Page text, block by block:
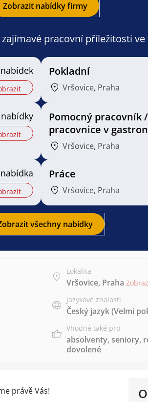
Zobrazit nabídky firmy
pracovní příležitosti
Pokladní
Vršovice, Praha
Pomocný pracovník /
pracovnice v
Vršovice, Praha
Práce
Vršovice, Praha
všechny nabídky
Lokalita
Vršovice, Praha
Jazykové znalosti
Český jazyk(Velmi
Vhodné také pro
absolventy, seniory,
dovolené
právě Vás!